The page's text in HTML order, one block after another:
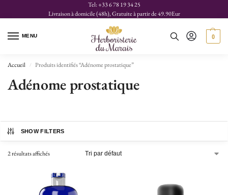
Tel: +33 6 78 19 34 25
Livraison à domicile (48h), Gratuite à partir de 49.90Eur
MENU 0
Accueil / Produits identifiés “Adénome prostatique”
Adénome prostatique
SHOW FILTERS
2 résultats affichés